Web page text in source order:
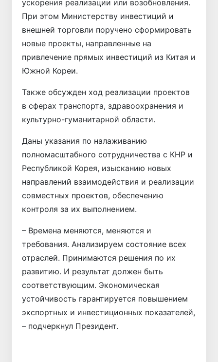
ускорения реализации или возобновления.
При этом Министерству инвестиций и
внешней торговли поручено сформировать
новые проекты, направленные на
привлечение прямых инвестиций из Китая и
Южной Кореи.
Также обсужден ход реализации проектов
в сферах транспорта, здравоохранения и
культурно-гуманитарной области.
Даны указания по налаживанию
полномасштабного сотрудничества с КНР и
Республикой Корея, изысканию новых
направлений взаимодействия и реализации
совместных проектов, обеспечению
контроля за их выполнением.
– Времена меняются, меняются и
требования. Анализируем состояние всех
отраслей. Принимаются решения по их
развитию. И результат должен быть
соответствующим. Экономическая
устойчивость гарантируется повышением
экспортных и инвестиционных показателей,
– подчеркнул Президент.